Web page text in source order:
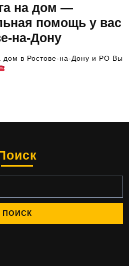
на дом —
помощь у вас
на-Дону
дом в Ростове-на-Дону и РО Вы
: